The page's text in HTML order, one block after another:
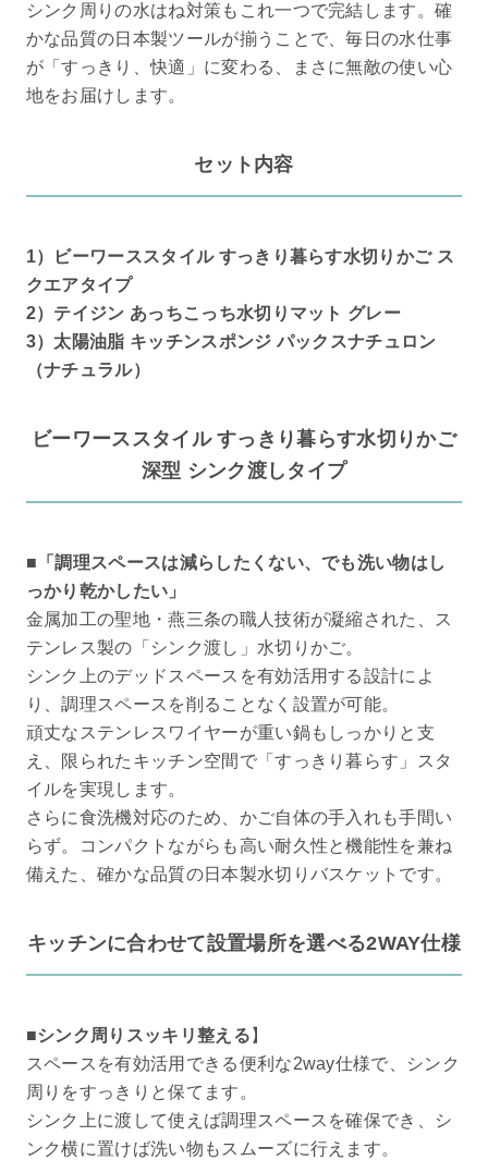
シンク周りの水はね対策もこれ一つで完結します。確
かな品質の日本製ツールが揃うことで、毎日の水仕事
が「すっきり、快適」に変わる、まさに無敵の使い心
地をお届けします。
セット内容
1）ビーワーススタイル すっきり暮らす水切りかご ス
クエアタイプ
2）テイジン あっちこっち水切りマット グレー
3）太陽油脂 キッチンスポンジ パックスナチュロン
（ナチュラル）
ビーワーススタイル すっきり暮らす水切りかご
深型 シンク渡しタイプ
■「調理スペースは減らしたくない、でも洗い物はし
っかり乾かしたい」
金属加工の聖地・燕三条の職人技術が凝縮された、ス
テンレス製の「シンク渡し」水切りかご。
シンク上のデッドスペースを有効活用する設計によ
り、調理スペースを削ることなく設置が可能。
頑丈なステンレスワイヤーが重い鍋もしっかりと支
え、限られたキッチン空間で「すっきり暮らす」スタ
イルを実現します。
さらに食洗機対応のため、かご自体の手入れも手間い
らず。コンパクトながらも高い耐久性と機能性を兼ね
備えた、確かな品質の日本製水切りバスケットです。
キッチンに合わせて設置場所を選べる2WAY仕様
■シンク周りスッキリ整える 】
スペースを有効活用できる便利な2way仕様で、シンク
周りをすっきりと保てます。
シンク上に渡して使えば調理スペースを確保でき、シ
ンク横に置けば洗い物もスムーズに行えます。